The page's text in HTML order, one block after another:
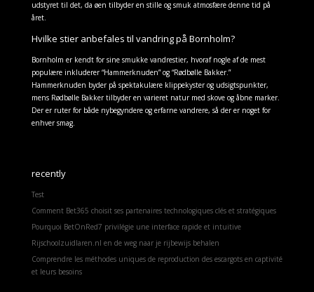
udstyret til det, da øen tilbyder en stille og smuk atmosfære denne tid på
året.
Hvilke stier anbefales til vandring på Bornholm?
Bornholm er kendt for sine smukke vandrestier, hvoraf nogle af de mest
populære inkluderer “Hammerknuden” og “Rødbølle Bakker.”
Hammerknuden byder på spektakulære klippekyster og udsigtspunkter,
mens Rødbølle Bakker tilbyder en varieret natur med skove og åbne marker.
Der er ruter for både nybegyndere og erfarne vandrere, så der er noget for
enhver smag.
recently
Test
Comment Bet365 choisit ses partenaires technologiques clés et stratégiques
Pourquoi BetOnRed7 privilégie une interface rapide et intuitive
Rijschoolzuidlaren.nl en de weg naar je rijbewijs behalen
Comprendre les méthodes uniques de reproduction des escargots en captivité
et leurs besoins